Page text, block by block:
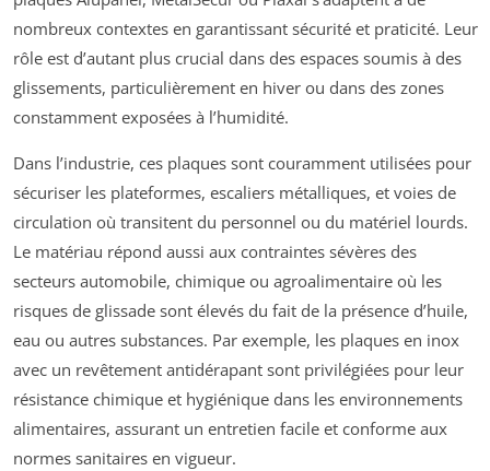
nombreux contextes en garantissant sécurité et praticité. Leur
rôle est d’autant plus crucial dans des espaces soumis à des
glissements, particulièrement en hiver ou dans des zones
constamment exposées à l’humidité.
Dans l’industrie, ces plaques sont couramment utilisées pour
sécuriser les plateformes, escaliers métalliques, et voies de
circulation où transitent du personnel ou du matériel lourds.
Le matériau répond aussi aux contraintes sévères des
secteurs automobile, chimique ou agroalimentaire où les
risques de glissade sont élevés du fait de la présence d’huile,
eau ou autres substances. Par exemple, les plaques en inox
avec un revêtement antidérapant sont privilégiées pour leur
résistance chimique et hygiénique dans les environnements
alimentaires, assurant un entretien facile et conforme aux
normes sanitaires en vigueur.